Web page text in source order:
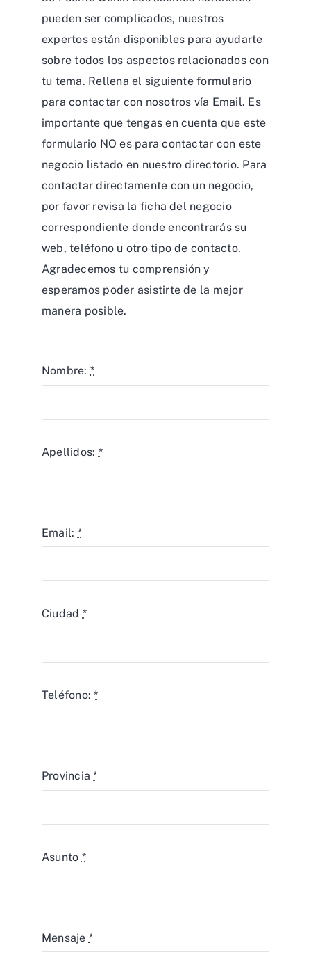
pueden ser complicados, nuestros
expertos están disponibles para ayudarte
sobre todos los aspectos relacionados con
tu tema. Rellena el siguiente formulario
para contactar con nosotros vía Email. Es
importante que tengas en cuenta que este
formulario NO es para contactar con este
negocio listado en nuestro directorio. Para
contactar directamente con un negocio,
por favor revisa la ficha del negocio
correspondiente donde encontrarás su
web, teléfono u otro tipo de contacto.
Agradecemos tu comprensión y
esperamos poder asistirte de la mejor
manera posible.
Nombre: *
Apellidos: *
Email: *
Ciudad *
Teléfono:*
Provincia*
Asunto *
Mensaje *